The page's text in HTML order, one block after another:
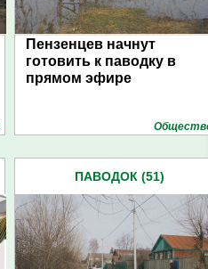
Пензенцев начнут
готовить к паводку в
прямом эфире
ПАВОДОК (51)